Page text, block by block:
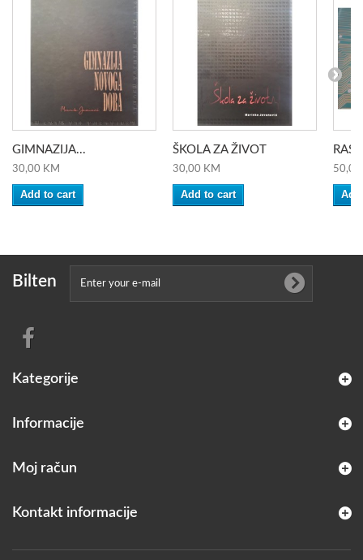
GIMNAZIJA...
30,00 KM
Add to cart
ŠKOLA ZA ŽIVOT
30,00 KM
Add to cart
Bilten
Kategorije
Informacije
Moj račun
Kontakt informacije